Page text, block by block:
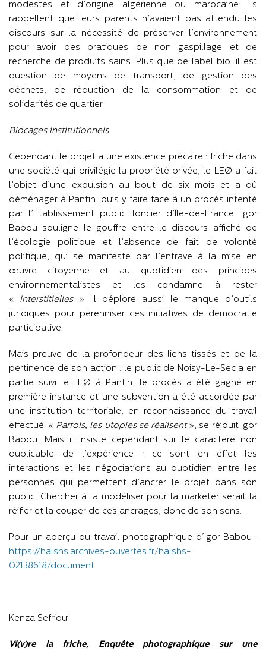
modestes et d’origine algérienne ou marocaine. Ils
rappellent que leurs parents n’avaient pas attendu les
discours sur la nécessité de préserver l’environnement
pour avoir des pratiques de non gaspillage et de
recherche de produits sains. Plus que de label bio, il est
question de moyens de transport, de gestion des
déchets, de réduction de la consommation et de
solidarités de quartier.
Blocages institutionnels
Cependant le projet a une existence précaire : friche dans
une société qui privilégie la propriété privée, le LEØ a fait
l’objet d’une expulsion au bout de six mois et a dû
déménager à Pantin, puis y faire face à un procès intenté
par l’Établissement public foncier d’Île-de-France. Igor
Babou souligne le gouffre entre le discours affiché de
l’écologie politique et l’absence de fait de volonté
politique, qui se manifeste par l’entrave à la mise en
œuvre citoyenne et au quotidien des principes
environnementalistes et les condamne à rester
« interstitielles». Il déplore aussi le manque d’outils
juridiques pour pérenniser ces initiatives de démocratie
participative.
Mais preuve de la profondeur des liens tissés et de la
pertinence de son action : le public de Noisy-Le-Sec a en
partie suivi le LEØ à Pantin, le procès a été gagné en
première instance et une subvention a été accordée par
une institution territoriale, en reconnaissance du travail
effectué. « Parfois, les utopies se réalisent», se réjouit Igor
Babou. Mais il insiste cependant sur le caractère non
duplicable de l’expérience : ce sont en effet les
interactions et les négociations au quotidien entre les
personnes qui permettent d’ancrer le projet dans son
public. Chercher à la modéliser pour la marketer serait la
réifier et la couper de ces ancrages, donc de son sens.
Pour un aperçu du travail photographique d’Igor Babou :
https://halshs.archives-ouvertes.fr/halshs-
02138618/document
Kenza Sefrioui
Vi(v)re la friche, Enquête photographique sur une